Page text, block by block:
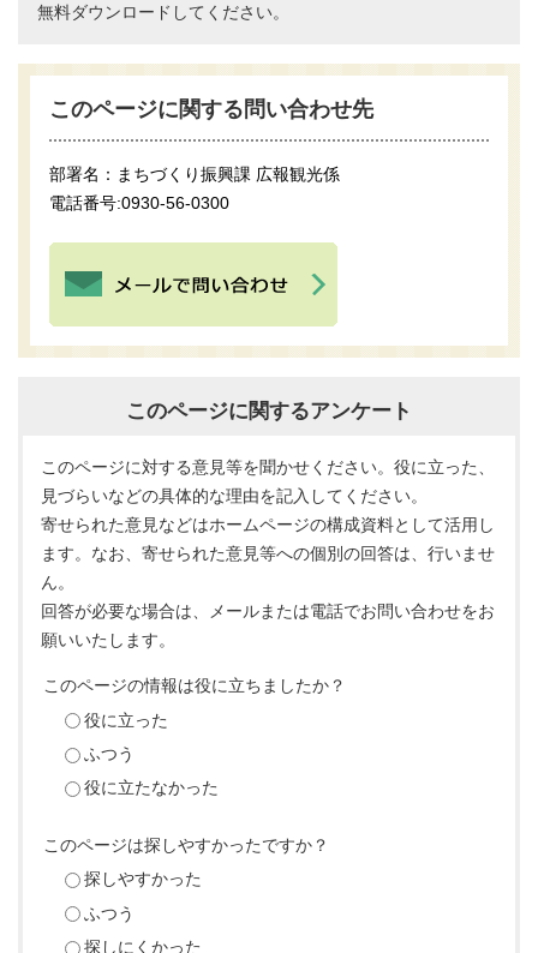
無料ダウンロードしてください。
このページに関する問い合わせ先
部署名：まちづくり振興課 広報観光係
電話番号:0930-56-0300
このページに関するアンケート
このページに対する意見等を聞かせください。役に立った、
見づらいなどの具体的な理由を記入してください。
寄せられた意見などはホームページの構成資料として活用し
ます。なお、寄せられた意見等への個別の回答は、行いませ
ん。
回答が必要な場合は、メールまたは電話でお問い合わせをお
願いいたします。
このページの情報は役に立ちましたか？
役に立った
ふつう
役に立たなかった
このページは探しやすかったですか？
探しやすかった
ふつう
探しにくかった